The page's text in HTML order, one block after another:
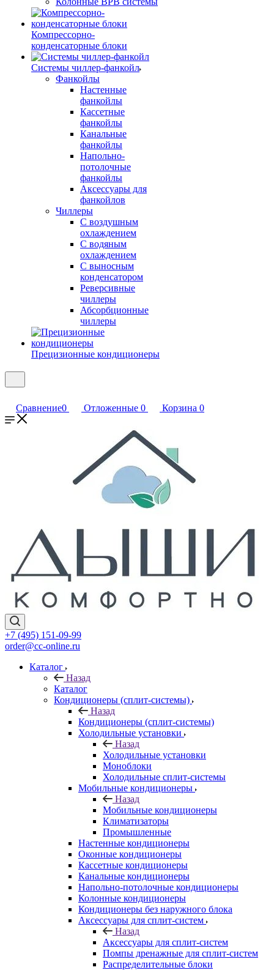
Компрессорно-
конденсаторные блоки
Системы чиллер-фанкойл
Фанкойлы
Настенные
фанкойлы
Кассетные
фанкойлы
Канальные
фанкойлы
Напольно-
потолочные
фанкойлы
Аксессуары для
фанкойлов
Чиллеры
С воздушным
охлаждением
С водяным
охлаждением
С выносным
конденсатором
Реверсивные
чиллеры
Абсорбционные
чиллеры
Прецизионные кондиционеры
Сравнение0 Отложенные 0 Корзина 0
+7 (495) 151-09-99
order@cc-online.ru
Каталог
Назад
Каталог
Кондиционеры (сплит-системы)
Назад
Кондиционеры (сплит-системы)
Холодильные установки
Назад
Холодильные установки
Моноблоки
Холодильные сплит-системы
Мобильные кондиционеры
Назад
Мобильные кондиционеры
Климатизаторы
Промышленные
Настенные кондиционеры
Оконные кондиционеры
Кассетные кондиционеры
Канальные кондиционеры
Напольно-потолочные кондиционеры
Колонные кондиционеры
Кондиционеры без наружного блока
Аксессуары для сплит-систем
Назад
Аксессуары для сплит-систем
Помпы дренажные для сплит-систем
Распределительные блоки